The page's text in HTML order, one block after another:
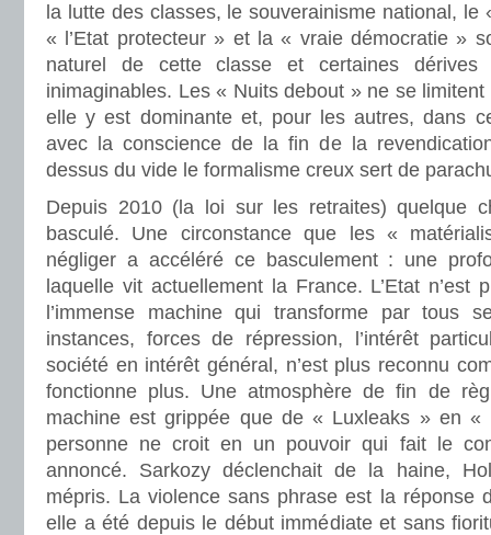
la lutte des classes, le souverainisme national, le
« l’Etat protecteur » et la « vraie démocratie »
naturel de cette classe et certaines
inimaginables. Les « Nuits debout » ne se
elle y est dominante et, pour les autres, dans
avec la conscience de la fin de la
dessus du vide le formalisme creux sert de
Depuis 2010 (la loi sur les retraites) quelque
basculé. Une circonstance que les «
négliger a accéléré ce basculement : une
laquelle vit actuellement la France. L’Etat n’est
l’immense machine qui transforme par tous
instances, forces de répression, l’intérêt
société en intérêt général, n’est plus reconnu
fonctionne plus. Une atmosphère de fin de
machine est grippée que de « Luxleaks » en «
personne ne croit en un pouvoir qui fait le
annoncé. Sarkozy déclenchait de la haine,
mépris. La violence sans phrase est la réponse
elle a été depuis le début immédiate et sans